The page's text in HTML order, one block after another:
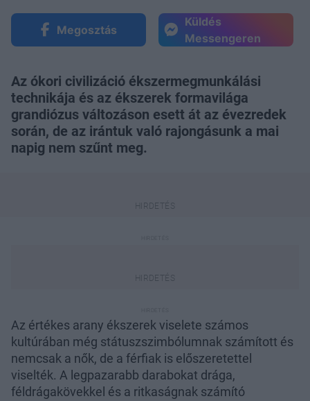
Megosztás
Küldés
Messengeren
Az ókori civilizáció ékszermegmunkálási
technikája és az ékszerek formavilága
grandiózus változáson esett át az évezredek
során, de az irántuk való rajongásunk a mai
napig nem szűnt meg.
Az értékes arany ékszerek viselete számos
kultúrában még státuszszimbólumnak számított és
nemcsak a nők, de a férfiak is előszeretettel
viselték. A legpazarabb darabokat drága,
féldrágakövekkel és a ritkaságnak számító